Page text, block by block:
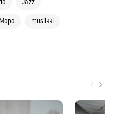
Jazz
Mopo musiikki
›